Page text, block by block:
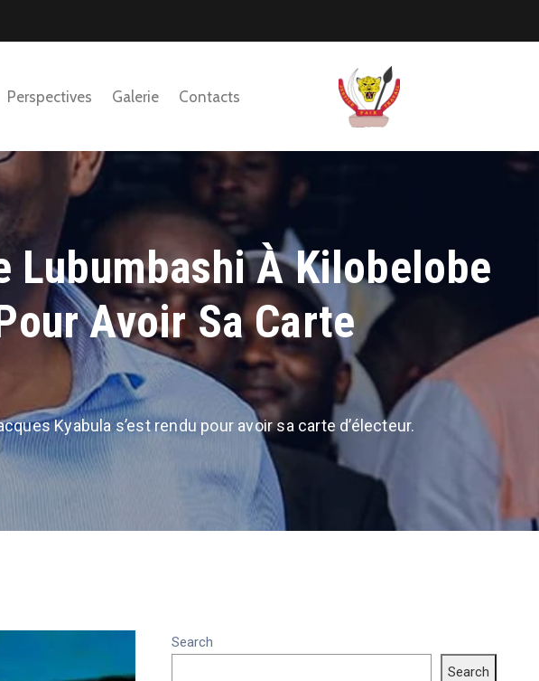
Perspectives Galerie Contacts
Lubumbashi À Kilobelobe
Avoir Sa Carte
Kyabula s’est rendu pour avoir sa carte d’électeur.
Search
Search